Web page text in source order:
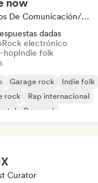
now
Medios De Comunicación/Periodista
dadas
Rock electrónico
hopIndie folk
Garage rock
Indie folk
rock
Rap internacional
Pop rock
Curator